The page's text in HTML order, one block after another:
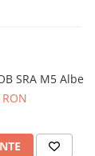
SRA M5 Albe